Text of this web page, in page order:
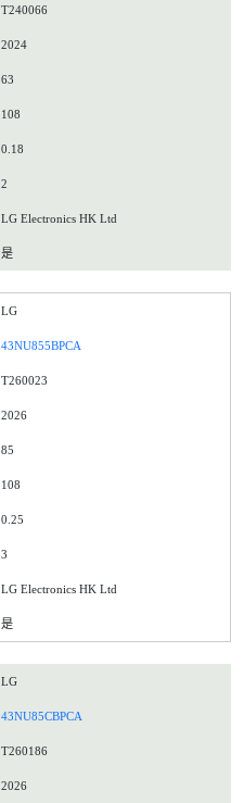
T240066
2024
63
108
0.18
2
LG Electronics HK Ltd
是
LG
43NU855BPCA
T260023
2026
85
108
0.25
3
LG Electronics HK Ltd
是
LG
43NU85CBPCA
T260186
2026